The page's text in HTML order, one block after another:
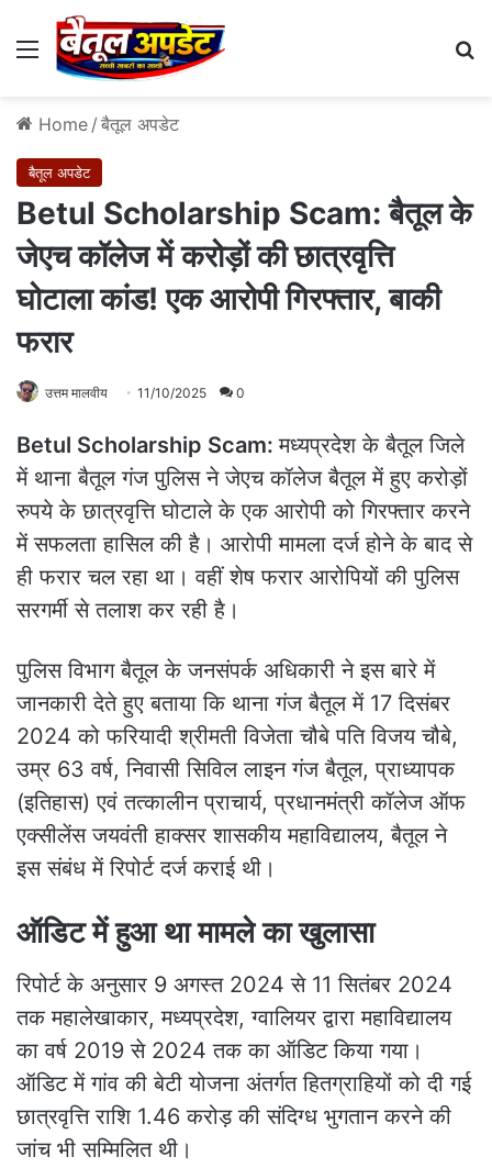
Menu
Home / बैतूल अपडेट
बैतूल अपडेट
Betul Scholarship Scam: बैतूल के
जेएच कॉलेज में करोड़ों की छात्रवृत्ति
घोटाला कांड! एक आरोपी गिरफ्तार, बाकी
फरार
उत्तम मालवीय 11/10/2025 0
Betul Scholarship Scam:मध्यप्रदेश के बैतूल जिले
में थाना बैतूल गंज पुलिस ने जेएच कॉलेज बैतूल में हुए करोड़ों
रुपये के छात्रवृत्ति घोटाले के एक आरोपी को गिरफ्तार करने
में सफलता हासिल की है। आरोपी मामला दर्ज होने के बाद से
ही फरार चल रहा था। वहीं शेष फरार आरोपियों की पुलिस
सरगर्मी से तलाश कर रही है।
पुलिस विभाग बैतूल के जनसंपर्क अधिकारी ने इस बारे में
जानकारी देते हुए बताया कि थाना गंज बैतूल में 17 दिसंबर
2024 को फरियादी श्रीमती विजेता चौबे पति विजय चौबे,
उम्र 63 वर्ष, निवासी सिविल लाइन गंज बैतूल, प्राध्यापक
(इतिहास) एवं तत्कालीन प्राचार्य, प्रधानमंत्री कॉलेज ऑफ
एक्सीलेंस जयवंती हाक्सर शासकीय महाविद्यालय, बैतूल ने
इस संबंध में रिपोर्ट दर्ज कराई थी।
ऑडिट में हुआ था मामले का खुलासा
रिपोर्ट के अनुसार 9 अगस्त 2024 से 11 सितंबर 2024
तक महालेखाकार, मध्यप्रदेश, ग्वालियर द्वारा महाविद्यालय
का वर्ष 2019 से 2024 तक का ऑडिट किया गया।
ऑडिट में गांव की बेटी योजना अंतर्गत हितग्राहियों को दी गई
छात्रवृत्ति राशि 1.46 करोड़ की संदिग्ध भुगतान करने की
जांच भी सम्मिलित थी।